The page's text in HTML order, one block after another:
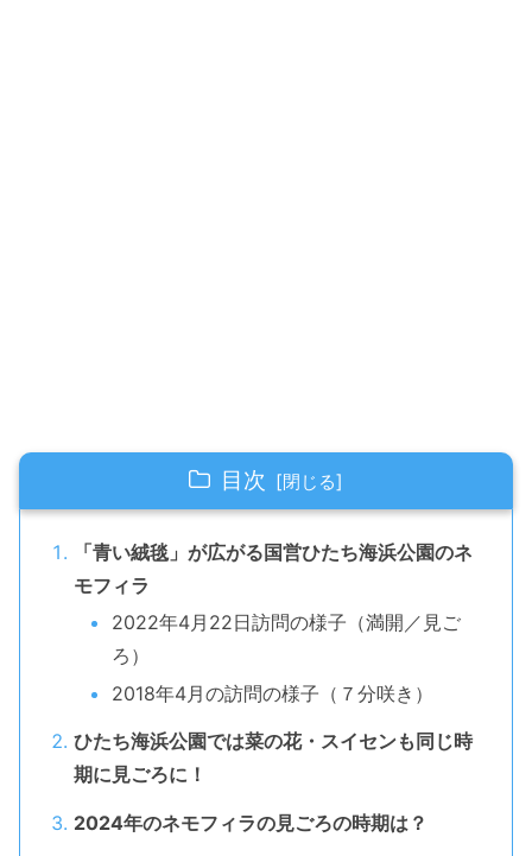
目次
「青い絨毯」が広がる国営ひたち海浜公園のネ
モフィラ
2022年4月22日訪問の様子（満開／見ご
ろ）
2018年4月の訪問の様子（７分咲き）
ひたち海浜公園では菜の花・スイセンも同じ時
期に見ごろに！
2024年のネモフィラの見ごろの時期は？